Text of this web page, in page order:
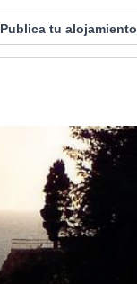
Publica tu alojamiento